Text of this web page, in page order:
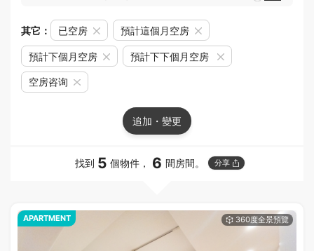
其它： 已空房 預計這個月空房
預計下個月空房 預計下下個月空房
空房咨询
追加・變更
找到 5 個物件， 6 間房間。 分享
APARTMENT